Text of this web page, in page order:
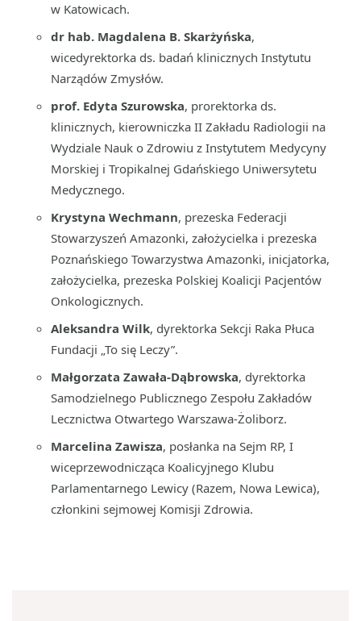
w Katowicach.
dr hab. Magdalena B. Skarżyńska,
wicedyrektorka ds. badań klinicznych Instytutu
Narządów Zmysłów.
prof. Edyta Szurowska, prorektorka ds.
klinicznych, kierowniczka II Zakładu Radiologii na
Wydziale Nauk o Zdrowiu z Instytutem Medycyny
Morskiej i Tropikalnej Gdańskiego Uniwersytetu
Medycznego.
Krystyna Wechmann, prezeska Federacji
Stowarzyszeń Amazonki, założycielka i prezeska
Poznańskiego Towarzystwa Amazonki, inicjatorka,
założycielka, prezeska Polskiej Koalicji Pacjentów
Onkologicznych.
Aleksandra Wilk, dyrektorka Sekcji Raka Płuca
Fundacji „To się Leczy”.
Małgorzata Zawała-Dąbrowska, dyrektorka
Samodzielnego Publicznego Zespołu Zakładów
Lecznictwa Otwartego Warszawa-Żoliborz.
Marcelina Zawisza, posłanka na Sejm RP, I
wiceprzewodnicząca Koalicyjnego Klubu
Parlamentarnego Lewicy (Razem, Nowa Lewica),
członkini sejmowej Komisji Zdrowia.